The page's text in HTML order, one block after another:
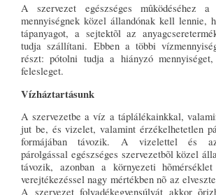
A szervezet egészséges mûködéséhez a
mennyiségnek közel állandónak kell lennie,
tápanyagot, a sejtektõl az
tudja szállítani. Ebben a többi
részt: pótolni tudja a hiányzó
felesleget.
Vízháztartásunk
A szervezetbe a víz a táplálékainkkal,
jut be, és vizelet, valamint érzékelhetetlen
formájában távozik. A vizelettel és az
párolgással egészséges szervezetbõl közel
távozik, azonban a környezeti
verejtékezéssel nagy mértékben nõ az
A szervezet folyadékegyensúlyát akkor